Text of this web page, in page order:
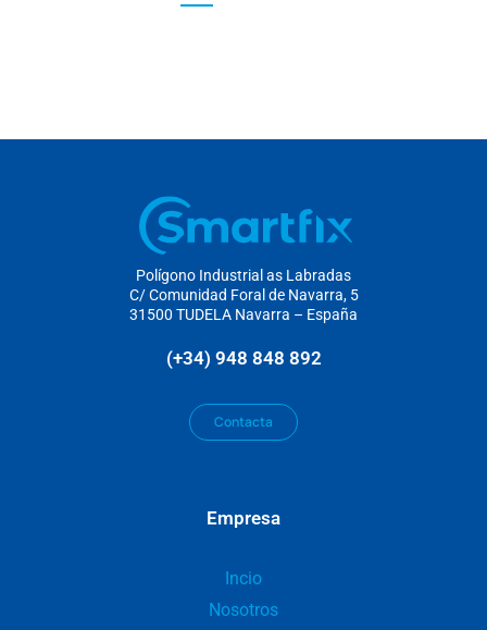
Polígono Industrial as Labradas
C/ Comunidad Foral de Navarra, 5
31500 TUDELA Navarra – España
(+34) 948 848 892
Contacta
Empresa
Incio
Nosotros